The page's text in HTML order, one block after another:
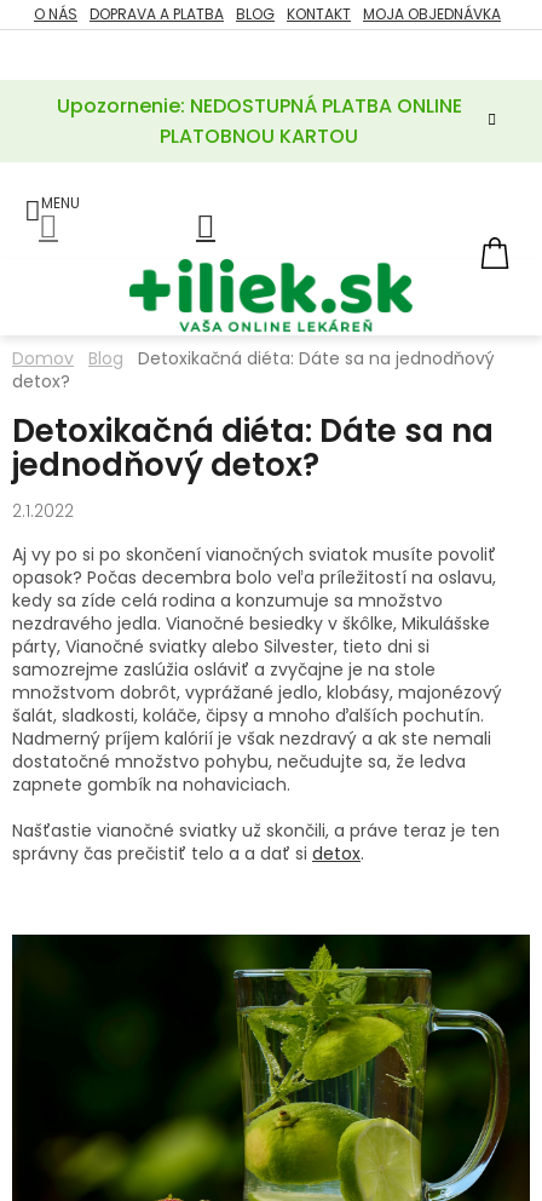
Prejsť
na
Upozornenie: NEDOSTUPNÁ PLATBA ONLINE
PLATOBNOU KARTOU
O NÁS DOPRAVA A PLATBA BLOG KONTAKT MOJA OBJEDNÁVKA
ZĽAVY
POTREBY
A
LIEKY
VITAMÍNY
MINERÁLY
TRÁVENIE
EROTIKA
BOLESŤ
DERMATOLÓGIA
HYGIENA
ZNAČKY
Domov Blog
Detoxikačná diéta: Dáte sa na jednodňový
detox?
Detoxikačná diéta: Dáte sa na
jednodňový detox?
2.1.2022
Aj vy po si po skončení vianočných sviatok musíte povoliť
opasok? Počas decembra bolo veľa príležitostí na oslavu,
kedy sa zíde celá rodina a konzumuje sa množstvo
nezdravého jedla. Vianočné besiedky v škôlke, Mikulášske
párty, Vianočné sviatky alebo Silvester, tieto dni si
samozrejme zaslúžia osláviť a zvyčajne je na stole
množstvom dobrôt, vyprážané jedlo, klobásy, majonézový
šalát, sladkosti, koláče, čipsy a mnoho ďalších pochutín.
Nadmerný príjem kalórií je však nezdravý a ak ste nemali
dostatočné množstvo pohybu, nečudujte sa, že ledva
zapnete gombík na nohaviciach.
Našťastie vianočné sviatky už skončili, a práve teraz je ten
správny čas prečistiť telo a a dať si detox.